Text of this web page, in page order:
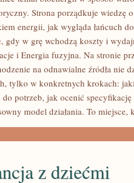
Strona porządkuje wiedzę
energii, jak wygląda łańcuch
gdy w grę wchodzą koszty i
i Energia fuzyjna. Na stronie
na odnawialne źródła nie
tylko w konkretnych krokach:
do potrzeb, jak ocenić
model działania. To miejsce,
z dziećmi